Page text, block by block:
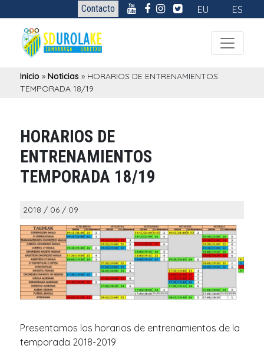
Contacto EU ES
Inicio »Noticias » HORARIOS DE ENTRENAMIENTOS
TEMPORADA 18/19
HORARIOS DE
ENTRENAMIENTOS
TEMPORADA 18/19
2018 / 06 / 09
Presentamos los horarios de entrenamientos de la
temporada 2018-2019